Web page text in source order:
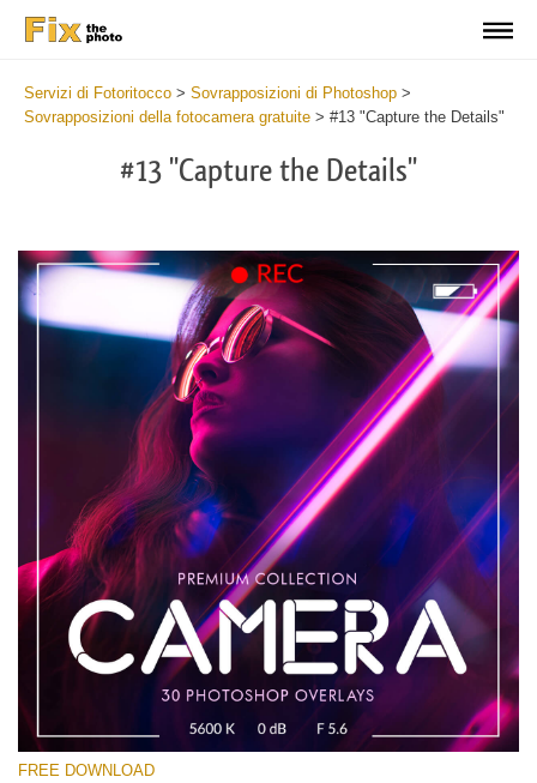
Servizi di Fotoritocco > Sovrapposizioni di Photoshop >
Sovrapposizioni della fotocamera gratuite > #13 "Capture the Details"
#13 "Capture the Details"
Si prega di Selezionare
Free Photoshop Overlay #13
Small 800*533px
Camera Overlays
(30 Overlays)
FREE DOWNLOAD